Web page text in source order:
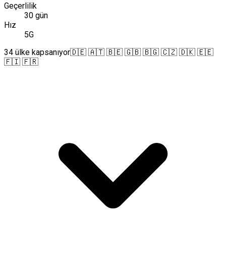
Geçerlilik
30 gün
Hız
5G
34 ülke kapsanıyor🇩🇪 🇦🇹 🇧🇪 🇬🇧 🇧🇬 🇨🇿 🇩🇰 🇪🇪
🇫🇮 🇫🇷